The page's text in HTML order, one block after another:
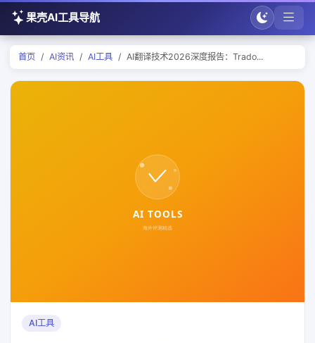
果壳AI工具导航
首页 AI资讯 AI工具 AI翻译技术2026深度报告：Trado...
AI工具